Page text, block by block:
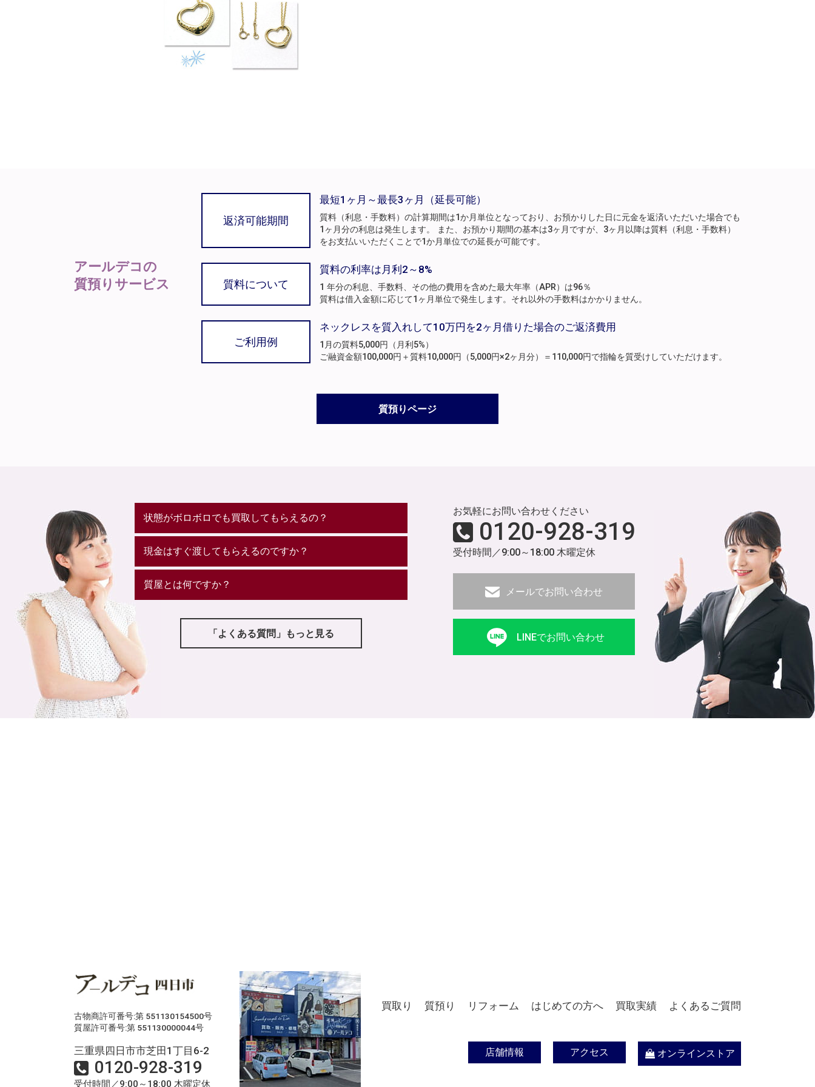
アールデコの
質預りサービス
返済可能期間
最短1ヶ月～最長3ヶ月（延長可能）
質料（利息・手数料）の計算期間は1か月単位となっており、お預かりした日に元金を返済いただいた場合でも
1ヶ月分の利息は発生します。 また、お預かり期間の基本は3ヶ月ですが、3ヶ月以降は質料（利息・手数料）
をお支払いいただくことで1か月単位での延長が可能です。
質料について
質料の利率は月利2～8%
1 年分の利息、手数料、その他の費用を含めた最大年率（APR）は96％
質料は借入金額に応じて1ヶ月単位で発生します。それ以外の手数料はかかりません。
ご利用例
ネックレスを質入れして10万円を2ヶ月借りた場合のご返済費用
1月の質料5,000円（月利5%）
ご融資金額100,000円＋質料10,000円（5,000円×2ヶ月分）＝110,000円で指輪を質受けしていただけます。
質預りページ
状態がボロボロでも買取してもらえるの？
現金はすぐ渡してもらえるのですか？
質屋とは何ですか？
「よくある質問」もっと見る
お気軽にお問い合わせください
0120-928-319
受付時間／9:00～18:00 木曜定休
メールでお問い合わせ
LINEでお問い合わせ
古物商許可番号:第 551130154500号
質屋許可番号:第 551130000044号
三重県四日市市芝田1丁目6-2
0120-928-319
受付時間／9:00～18:00 木曜定休
買取り 質預り リフォーム はじめての方へ 買取実績 よくあるご質問
店舗情報 アクセス オンラインストア